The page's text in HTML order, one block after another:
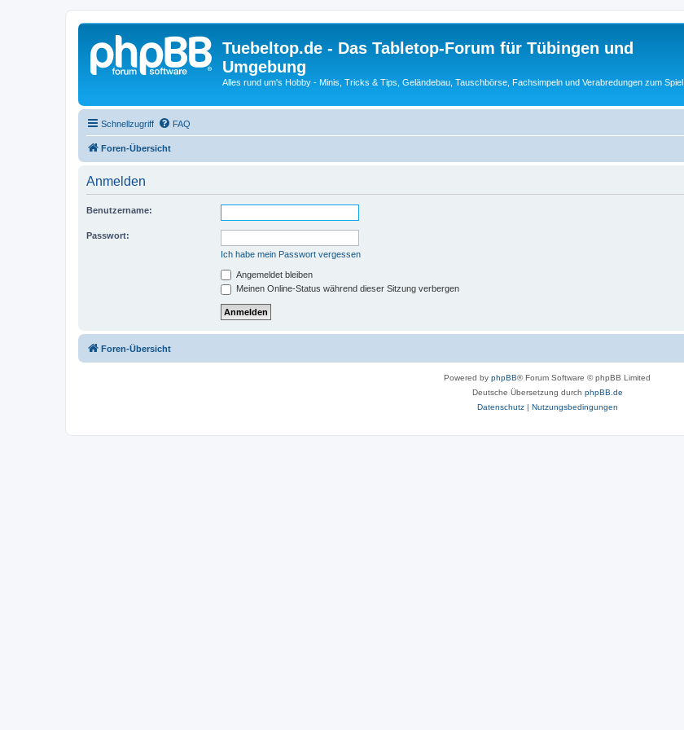
Tuebeltop.de - Das Tabletop-Forum für Tübingen und
Umgebung
Alles rund um's Hobby - Minis, Tricks & Tips, Geländebau, Tauschbörse, Fachsimpeln und Verabredungen zum Spiel
Schnellzugriff FAQ
Foren-Übersicht
Anmelden
Benutzername:
Passwort:
Ich habe mein Passwort vergessen
Angemeldet bleiben
Meinen Online-Status während dieser Sitzung verbergen
Foren-Übersicht
Powered by phpBB® Forum Software © phpBB Limited
Deutsche Übersetzung durch phpBB.de
Datenschutz| Nutzungsbedingungen